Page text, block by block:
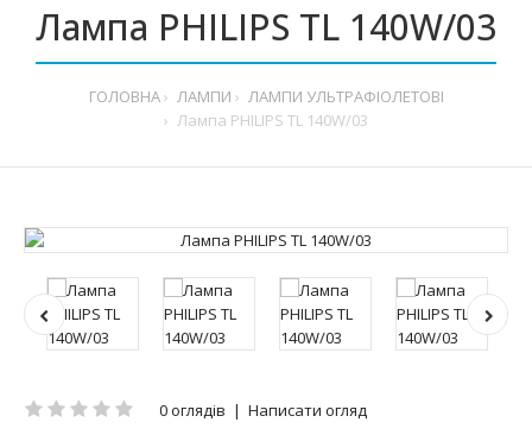
Лампа PHILIPS TL 140W/03
ГОЛОВНА ЛАМПИ
ЛАМПИ УЛЬТРАФІОЛЕТОВІ
Лампа PHILIPS TL 140W/03
0 оглядів | Написати огляд